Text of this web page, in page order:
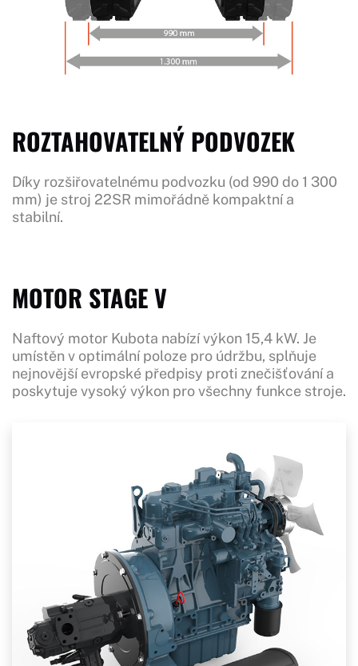
ROZTAHOVATELNÝ PODVOZEK
Díky rozšiřovatelnému podvozku (od 990 do 1 300
mm) je stroj 22SR mimořádně kompaktní a
stabilní.
MOTOR STAGE V
Naftový motor Kubota nabízí výkon 15,4 kW. Je
umístěn v optimální poloze pro údržbu, splňuje
nejnovější evropské předpisy proti znečišťování a
poskytuje vysoký výkon pro všechny funkce stroje.